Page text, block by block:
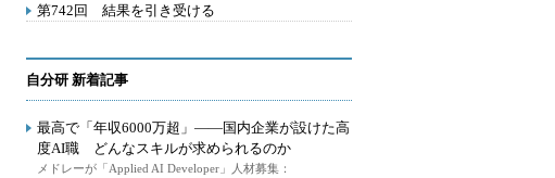
第742回 結果を引き受ける
自分研 新着記事
最高で「年収6000万超」――国内企業が設けた高
度AI職 どんなスキルが求められるのか
メドレーが「Applied AI Developer」人材募集：